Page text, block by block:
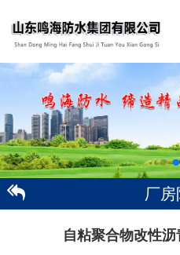
厂房
自粘聚合物改性